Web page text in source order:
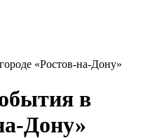
«Ростов-на-Дону»
в
Дону»